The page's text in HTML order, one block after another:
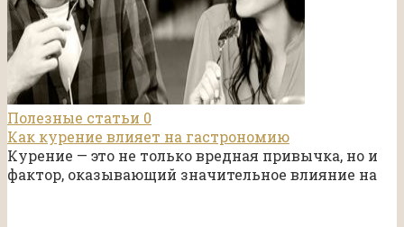
Полезные статьи 0
Как курение влияет на гастрономию
Курение — это не только вредная привычка, но и
фактор, оказывающий значительное влияние на